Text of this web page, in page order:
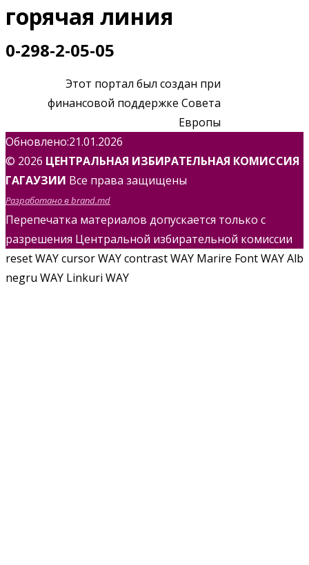
горячая линия
0-298-2-05-05
Этот портал был создан при
финансовой поддержке Совета
Европы
Обновлено:21.01.2026
© 2026 ЦЕНТРАЛЬНАЯ ИЗБИРАТЕЛЬНАЯ КОМИССИЯ
ГАГАУЗИИ Все права защищены
Разработано в brand.md
Перепечатка материалов допускается только с
разрешения Центральной избирательной комиссии
reset WAYcursor WAYcontrast WAY Marire Font WAYAlb
negru WAY Linkuri WAY